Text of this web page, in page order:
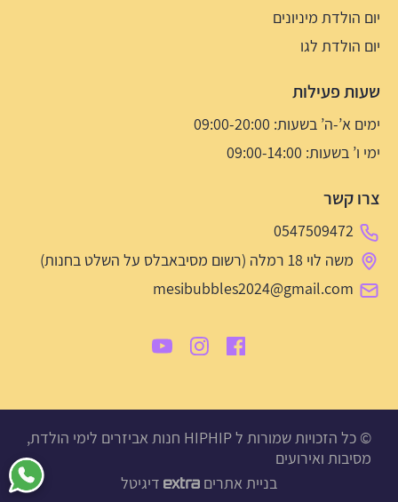
יום הולדת מיניונים
יום הולדת לגו
שעות פעילות
ימים א’-ה’ בשעות: 09:00-20:00
ימי ו’ בשעות: 09:00-14:00
צרו קשר
0547509472
משה לוי 18 רמלה (רשום מסיבאבלס על השלט בחנות)
mesibubbles2024@gmail.com
© כל הזכויות שמורות ל HIPHIP חנות אביזרים לימי הולדת,
מסיבות ואירועים
בניית אתרים
דיגיטל